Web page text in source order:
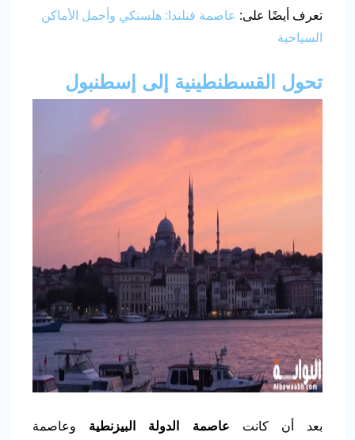
تعرف أيضًا على: عاصمة فنلندا: هلسنكي وأجمل الأماكن
السياحية
تحول القسطنطينية إلى إسطنبول
بعد أن كانت عاصمة الدولة البيزنطية وعاصمة